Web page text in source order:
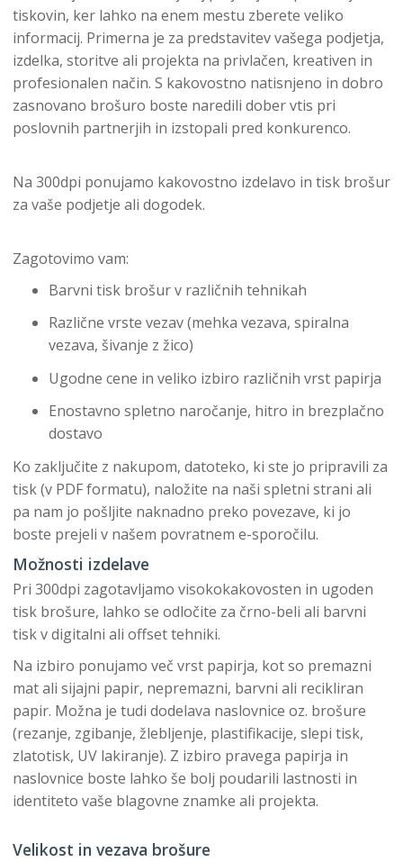
tiskovin, ker lahko na enem mestu zberete veliko
informacij. Primerna je za predstavitev vašega podjetja,
izdelka, storitve ali projekta na privlačen, kreativen in
profesionalen način. S kakovostno natisnjeno in dobro
zasnovano brošuro boste naredili dober vtis pri
poslovnih partnerjih in izstopali pred konkurenco.
Na 300dpi ponujamo kakovostno izdelavo in tisk brošur
za vaše podjetje ali dogodek.
Zagotovimo vam:
Barvni tisk brošur v različnih tehnikah
Različne vrste vezav (mehka vezava, spiralna
vezava, šivanje z žico)
Ugodne cene in veliko izbiro različnih vrst papirja
Enostavno spletno naročanje, hitro in brezplačno
dostavo
Ko zaključite z nakupom, datoteko, ki ste jo pripravili za
tisk (v PDF formatu), naložite na naši spletni strani ali
pa nam jo pošljite naknadno preko povezave, ki jo
boste prejeli v našem povratnem e-sporočilu.
Možnosti izdelave
Pri 300dpi zagotavljamo visokokakovosten in ugoden
tisk brošure, lahko se odločite za črno-beli ali barvni
tisk v digitalni ali offset tehniki.
Na izbiro ponujamo več vrst papirja, kot so premazni
mat ali sijajni papir, nepremazni, barvni ali recikliran
papir. Možna je tudi dodelava naslovnice oz. brošure
(rezanje, zgibanje, žlebljenje, plastifikacije, slepi tisk,
zlatotisk, UV lakiranje). Z izbiro pravega papirja in
naslovnice boste lahko še bolj poudarili lastnosti in
identiteto vaše blagovne znamke ali projekta.
Velikost in vezava brošure